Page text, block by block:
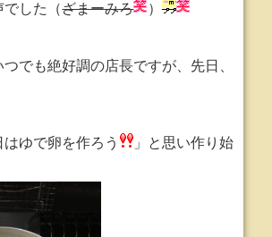
でした（ざまーみろ ）
でも絶好調の店長ですが、先日、
はゆで卵を作ろう
」と思い作り始